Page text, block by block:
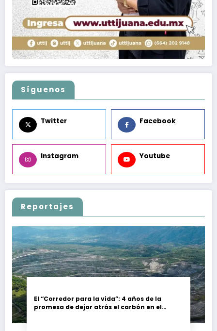
Síguenos
Twitter Facebook
Instagram Youtube
Reportajes
El “Corredor para la vida”: 4 años de la
promesa de dejar atrás el carbón en el